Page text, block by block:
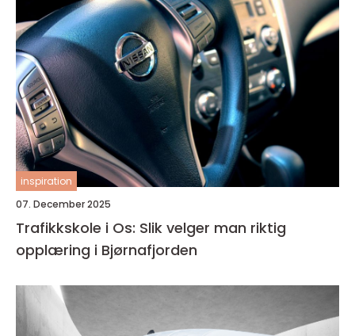
inspiration
07. December 2025
Trafikkskole i Os: Slik velger man riktig
opplæring i Bjørnafjorden